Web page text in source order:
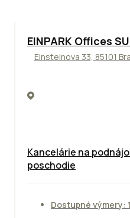
TOP ODPORÚČAME
EINPARK Offices
Einsteinova 33, 85101
Kancelárie na
poschodie
Dostupné výmery: